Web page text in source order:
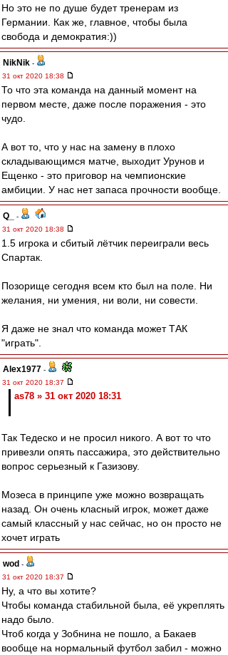
Но это не по душе будет тренерам из
Германии. Как же, главное, чтобы была
свобода и демократия:))
NikNik -
31 окт 2020 18:38
То что эта команда на данный момент на
первом месте, даже после поражения - это
чудо.
А вот то, что у нас на замену в плохо
складывающимся матче, выходит Урунов и
Ещенко - это приговор на чемпионские
амбиции. У нас нет запаса прочности вообще.
Q_
-
31 окт 2020 18:38
1.5 игрока и сбитый лётчик переиграли весь
Спартак.
Позорище сегодня всем кто был на поле. Ни
желания, ни умения, ни воли, ни совести.
Я даже не знал что команда может ТАК
"играть".
Alex1977 -
31 окт 2020 18:37
as78 » 31 окт 2020 18:31
Так Тедеско и не просил никого. А вот то что
привезли опять пассажира, это действительно
вопрос серьезный к Газизову.
Мозеса в принципе уже можно возвращать
назад. Он очень класный игрок, может даже
самый классный у нас сейчас, но он просто не
хочет играть
wod -
31 окт 2020 18:37
Ну, а что вы хотите?
Чтобы команда стабильной была, её укреплять
надо было.
Чтоб когда у Зобнина не пошло, а Бакаев
вообще на нормальный футбол забил - можно